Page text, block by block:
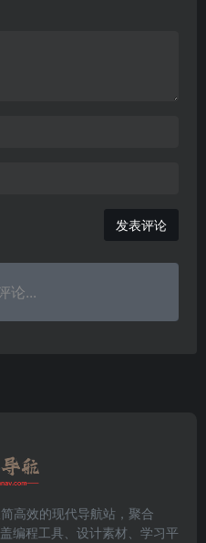
发表评论
论...
高效的现代导航站，聚合
编程工具、设计素材、学习平